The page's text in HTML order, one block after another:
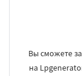
Вы сможете
на